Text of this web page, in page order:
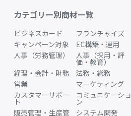
カテゴリー別商材一覧
ビジネスカード
フランチャイズ
キャンペーン対象
EC構築・運用
人事（労務管理）
人事（採用・評
価・教育）
経理・会計・財務
法務・総務
営業
マーケティング
カスタマーサポー
ト
コミュニケーショ
ン
販売管理・生産管
システム開発